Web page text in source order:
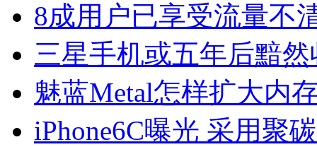
8成用户已享受流量不
三星手机或五年后黯
魅蓝Metal怎样扩大内
iPhone6C曝光 采用聚